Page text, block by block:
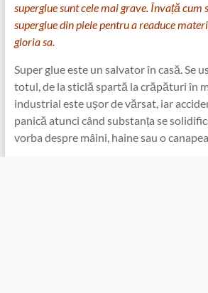
superglue sunt cele mai grave. Învață cum
superglue din piele pentru a readuce
gloria sa.
Super glue este un salvator în casă. Se
totul, de la sticlă spartă la crăpături în
industrial este ușor de vărsat, iar
panică atunci când substanța se
vorba despre mâini, haine sau o